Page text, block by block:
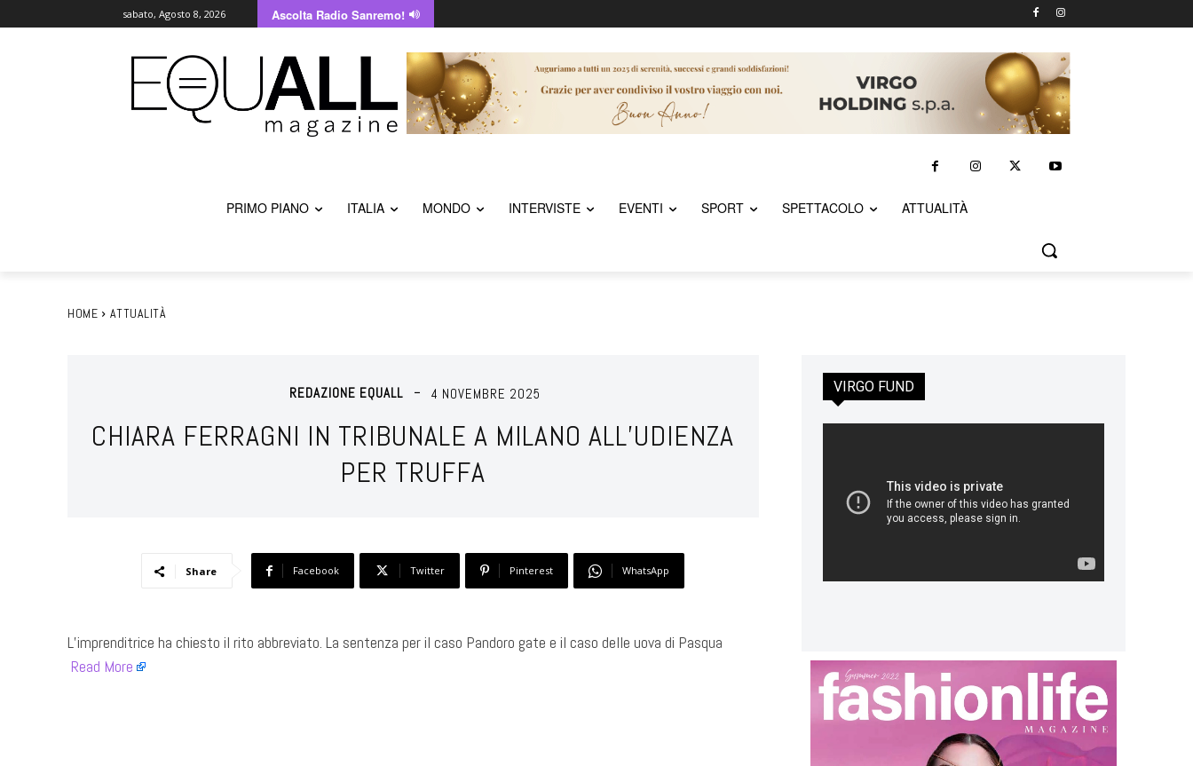
sabato, Agosto 8, 2026 Ascolta Radio Sanremo!
PRIMO PIANO ITALIA MONDO INTERVISTE EVENTI SPORT SPETTACOLO ATTUALITÀ
HOME ATTUALITÀ
REDAZIONE EQUALL 4 NOVEMBRE 2025
CHIARA FERRAGNI IN TRIBUNALE A MILANO ALL’UDIENZA
PER TRUFFA
Share Facebook Twitter Pinterest WhatsApp
L’imprenditrice ha chiesto il rito abbreviato. La sentenza per il caso Pandoro gate e il caso delle uova di Pasqua ​
Read More
VIRGO FUND